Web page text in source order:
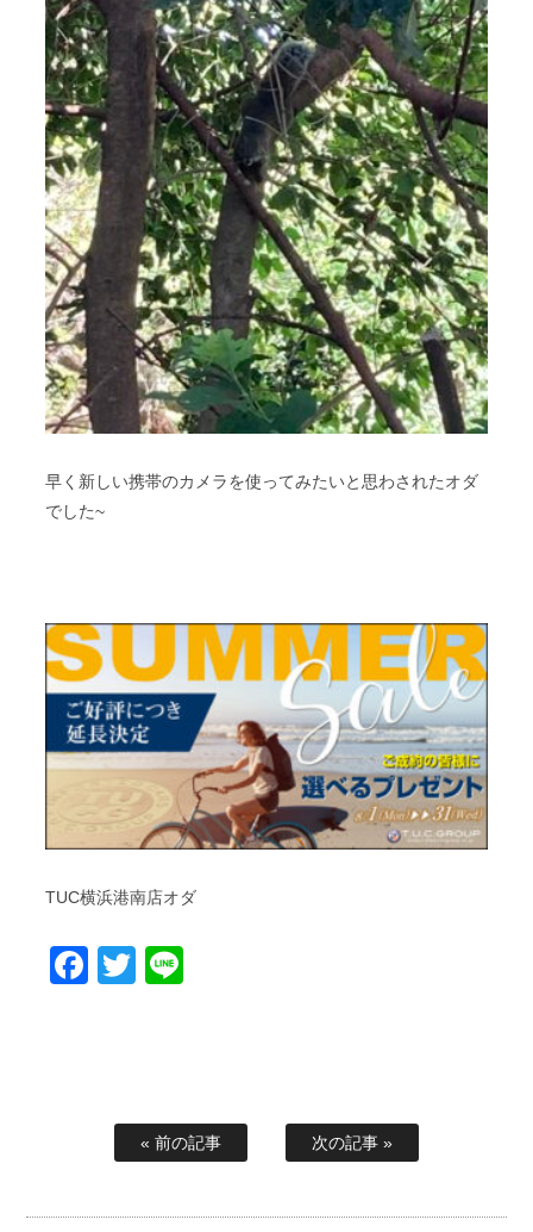
早く新しい携帯のカメラを使ってみたいと思わされたオダ
でした~
TUC横浜港南店オダ
Facebook
Twitter
« 前の記事 次の記事 »